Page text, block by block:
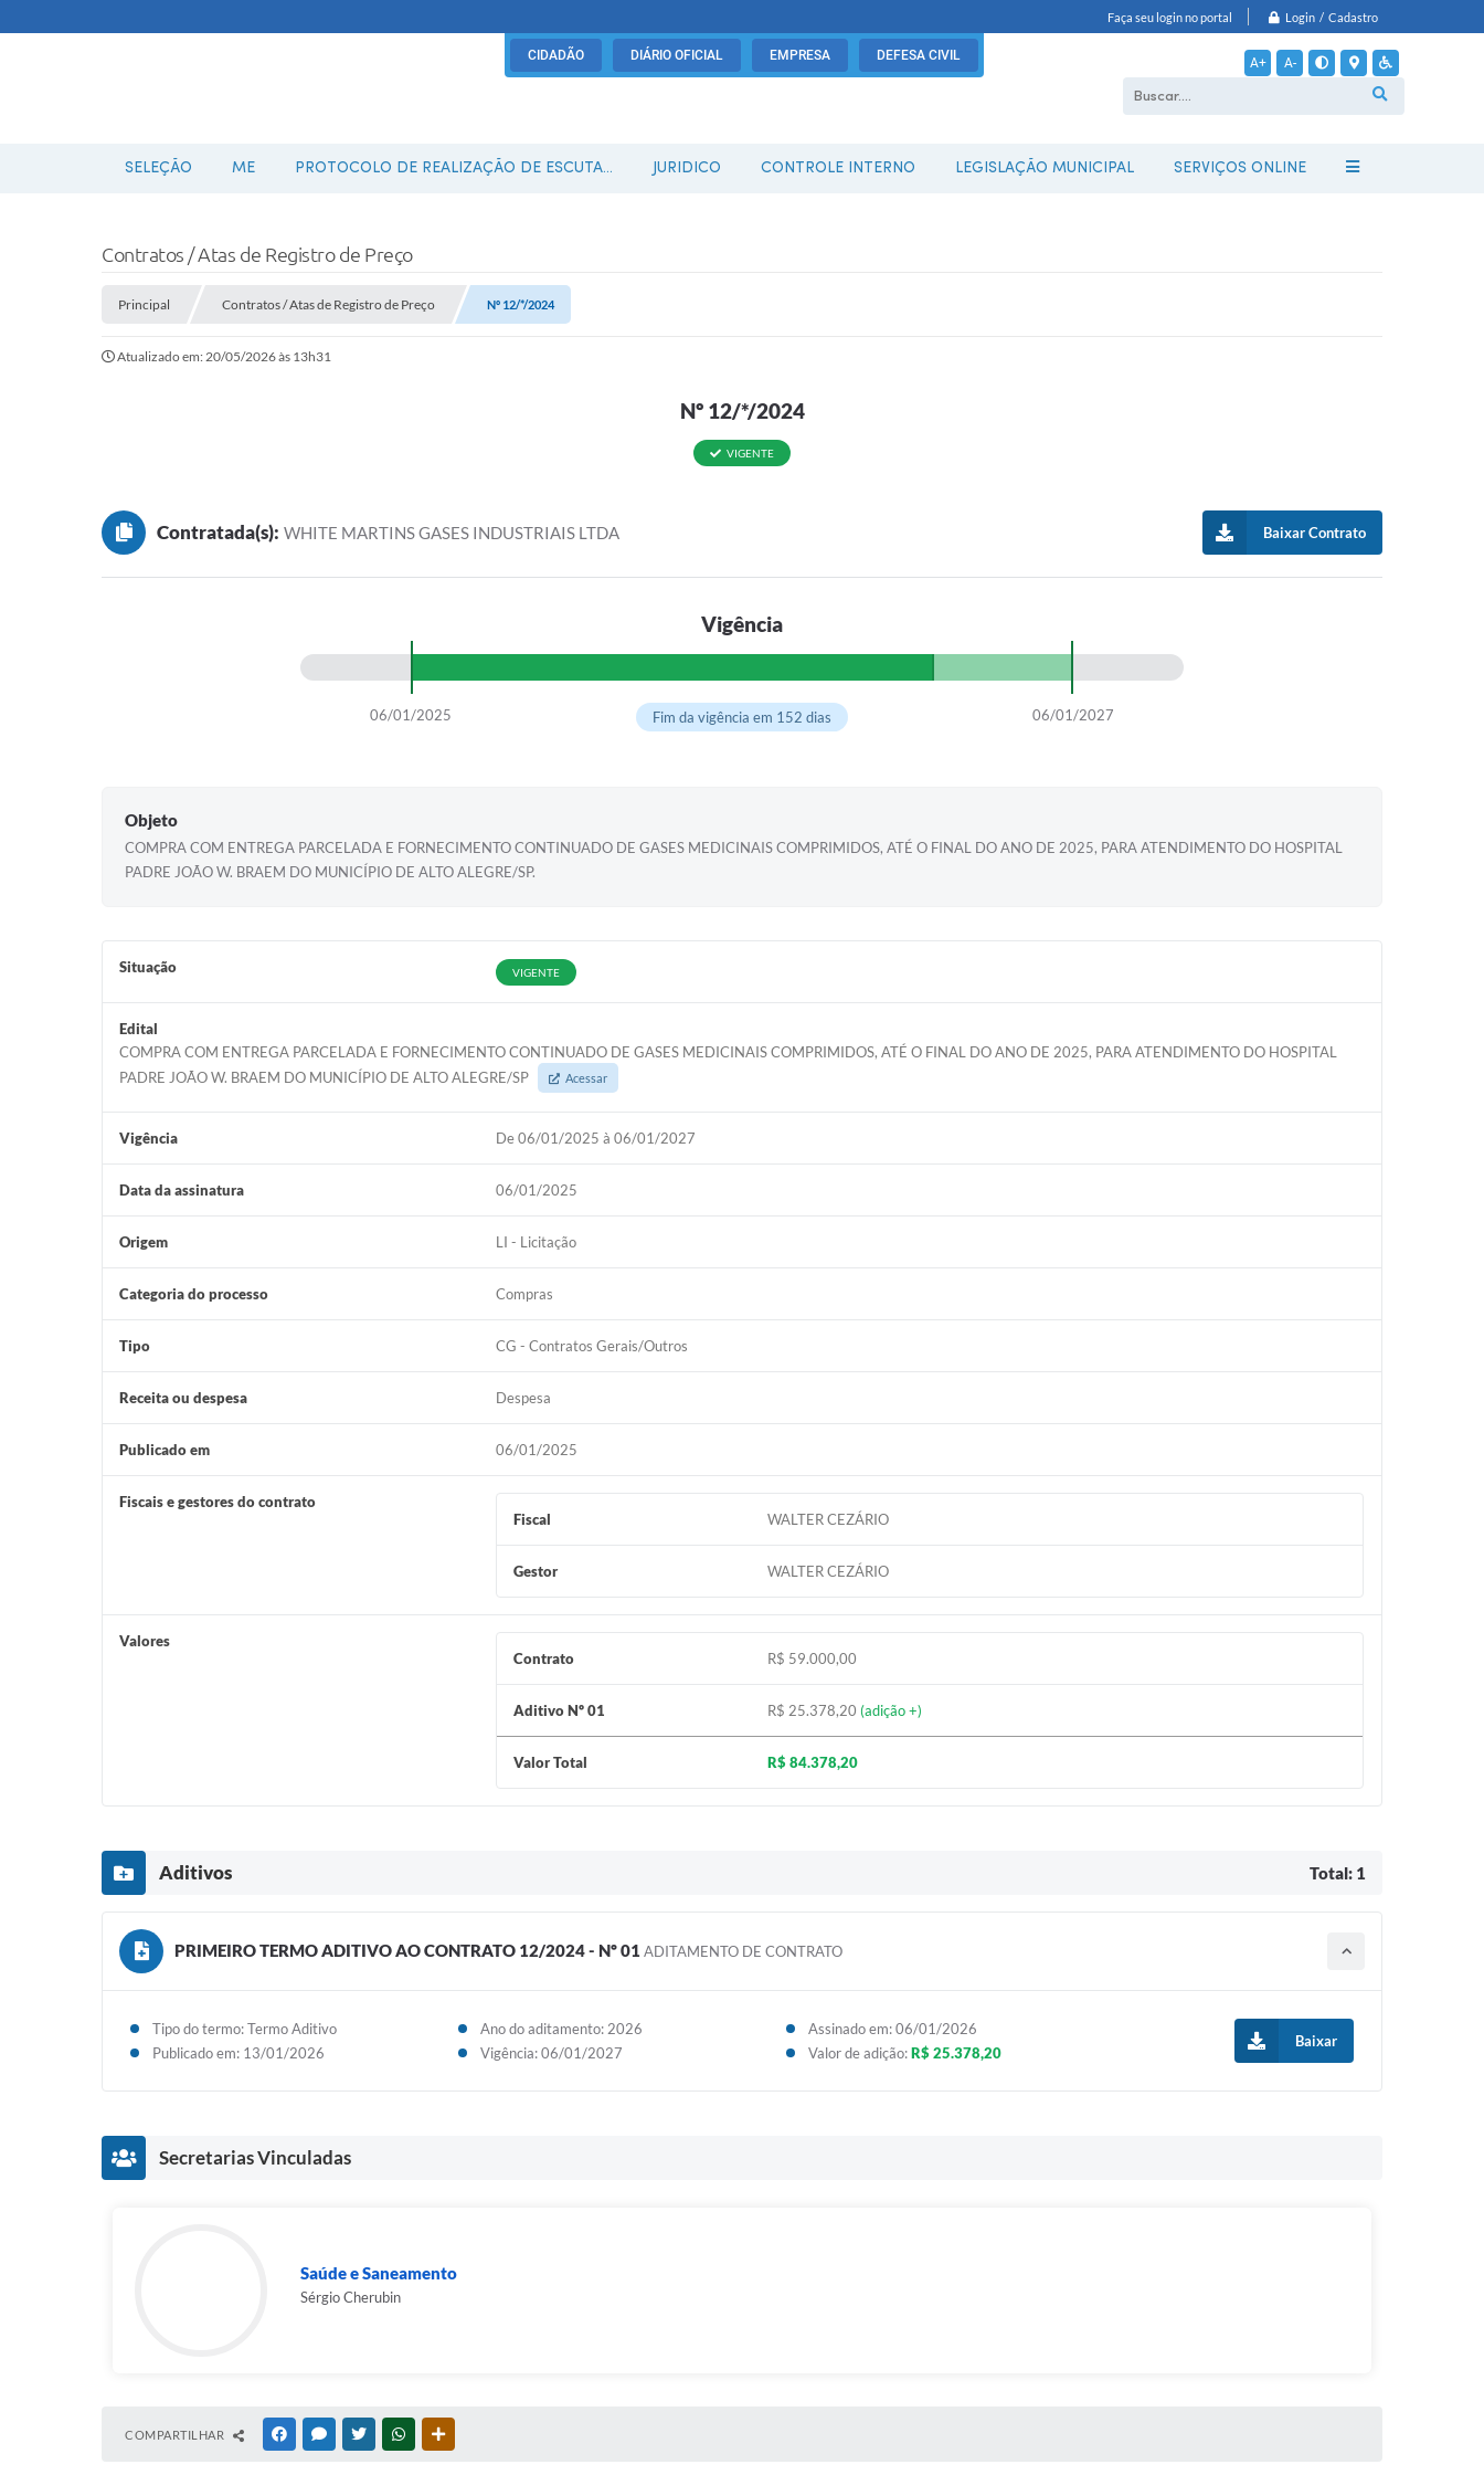
Faça seu login no portal Login / Cadastro
CIDADÃO DIÁRIO OFICIAL EMPRESA DEFESA CIVIL A+ A-
SELEÇÃO ME PROTOCOLO DE REALIZAÇÃO DE ESCUTA... JURIDICO CONTROLE INTERNO LEGISLAÇÃO MUNICIPAL SERVIÇOS ONLINE
Contratos / Atas de Registro de Preço
Principal Contratos / Atas de Registro de Preço Nº 12/*/2024
Atualizado em: 20/05/2026 às 13h31
Nº 12/*/2024
VIGENTE
Contratada(s): WHITE MARTINS GASES INDUSTRIAIS LTDA Baixar Contrato
Vigência
06/01/2025 06/01/2027
Fim da vigência em 152 dias
Objeto
COMPRA COM ENTREGA PARCELADA E FORNECIMENTO CONTINUADO DE GASES MEDICINAIS COMPRIMIDOS, ATÉ O FINAL DO ANO DE 2025, PARA ATENDIMENTO DO HOSPITAL
PADRE JOÃO W. BRAEM DO MUNICÍPIO DE ALTO ALEGRE/SP.
Situação VIGENTE
Edital
COMPRA COM ENTREGA PARCELADA E FORNECIMENTO CONTINUADO DE GASES MEDICINAIS COMPRIMIDOS, ATÉ O FINAL DO ANO DE 2025, PARA ATENDIMENTO DO HOSPITAL
PADRE JOÃO W. BRAEM DO MUNICÍPIO DE ALTO ALEGRE/SP
Acessar
Vigência De 06/01/2025 à 06/01/2027
Data da assinatura 06/01/2025
Origem LI - Licitação
Categoria do processo Compras
Tipo CG - Contratos Gerais/Outros
Receita ou despesa Despesa
Publicado em 06/01/2025
Fiscais e gestores do contrato
Fiscal
WALTER CEZÁRIO
Gestor WALTER CEZÁRIO
Valores
Contrato
R$ 59.000,00
Aditivo Nº 01 R$ 25.378,20 (adição +)
Valor Total R$ 84.378,20
Aditivos Total: 1
PRIMEIRO TERMO ADITIVO AO CONTRATO 12/2024 - Nº 01 ADITAMENTO DE CONTRATO
Tipo do termo: Termo Aditivo Ano do aditamento: 2026
Assinado em: 06/01/2026
Publicado em: 13/01/2026
Vigência: 06/01/2027 Valor de adição:R$ 25.378,20
Baixar
Secretarias Vinculadas
Saúde e Saneamento
Sérgio Cherubin
COMPARTILHAR FACEBOOKMESSENGER
TWITTERWHATSAPP